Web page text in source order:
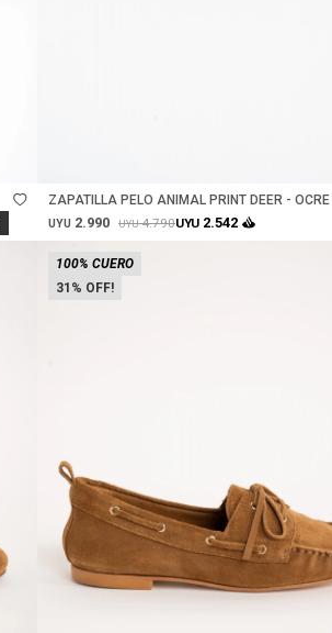
ZAPATILLA PELO ANIMAL PRINT DEER - OCRE
UYU 2.990 UYU4.790UYU 2.542
31
100% CUERO